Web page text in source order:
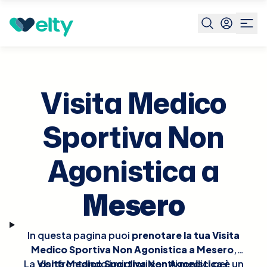
Prenota visita Visita Medico Sportiva Non Agonistica
Visita Medico
Sportiva Non
Agonistica a
Mesero
In questa pagina puoi prenotare la tua Visita
Medico Sportiva Non Agonistica a Mesero,
confrontando i migliori centri medici per
LaVisita Medico Sportiva Non Agonisticaè un